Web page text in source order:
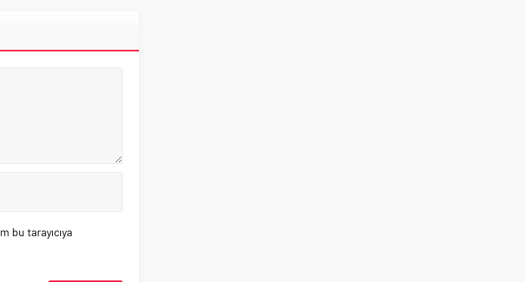
bu tarayıcıya